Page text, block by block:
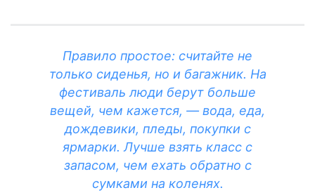
Правило простое: считайте не
только сиденья, но и багажник. На
фестиваль люди берут больше
вещей, чем кажется, — вода, еда,
дождевики, пледы, покупки с
ярмарки. Лучше взять класс с
запасом, чем ехать обратно с
сумками на коленях.